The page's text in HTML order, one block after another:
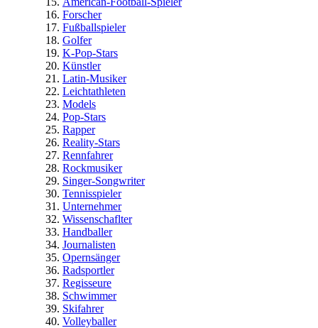
Forscher
Fußballspieler
Golfer
K-Pop-Stars
Künstler
Latin-Musiker
Leichtathleten
Models
Pop-Stars
Rapper
Reality-Stars
Rennfahrer
Rockmusiker
Singer-Songwriter
Tennisspieler
Unternehmer
Wissenschaflter
Handballer
Journalisten
Opernsänger
Radsportler
Regisseure
Schwimmer
Skifahrer
Volleyballer